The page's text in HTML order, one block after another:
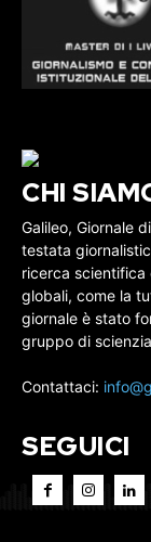
CHI
Galileo, Giornale
testata
ricerca
globali, come la
giornale è stato
gruppo di
Contattaci:
SEGUICI